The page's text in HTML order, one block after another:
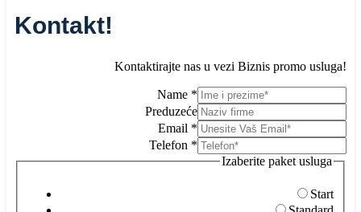
Kontakt!
Kontaktirajte nas u vezi Biznis promo usluga!
Name *
Preduzeće
Email *
Telefon *
Izaberite paket usluga
Start